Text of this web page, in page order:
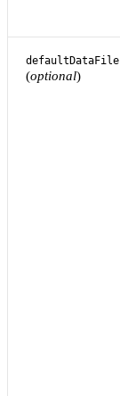
defaultDataFile
(optional)